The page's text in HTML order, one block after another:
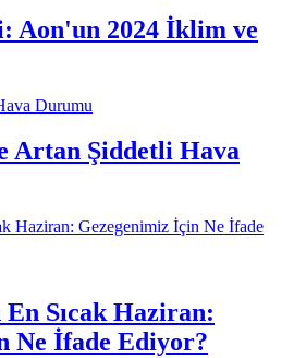
Aon'un 2024 İklim ve
Durumu
Artan Şiddetli Hava
Sıcak Haziran:
Ne İfade Ediyor?